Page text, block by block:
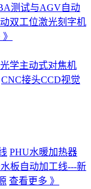
测试与AGV自动
双工位激光刻字机
光学主动式对焦机
CNC接头CCD视觉
PHU水暖加热器
板自动加工线---新
查看更多 》